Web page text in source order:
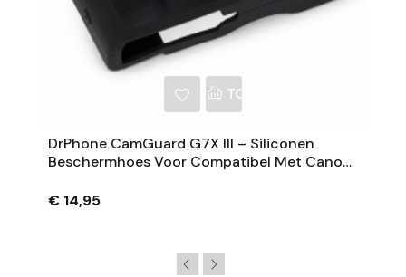
TOEVOEGEN AAN
DrPhone CamGuard G7X III – Siliconen
Beschermhoes Voor Compatibel Met Canon
€ 14,95